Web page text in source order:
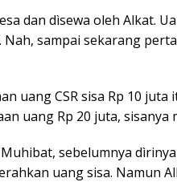
dan dìsewa oleh Alkat.
Nah, sampai sekarang
uang CSR sisa Rp 10
uang Rp 20 juta, sisanya
sebelumnya
uang sisa. Namun